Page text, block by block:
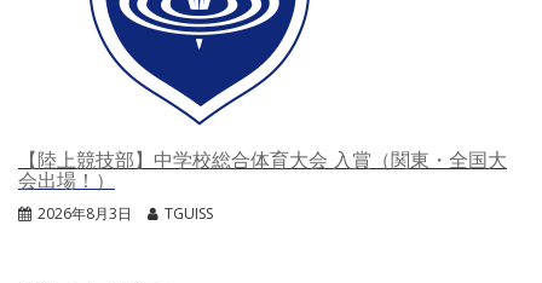
【陸上競技部】中学校総合体育大会 入賞（関東・全国大
会出場！）
2026年8月3日 TGUISS